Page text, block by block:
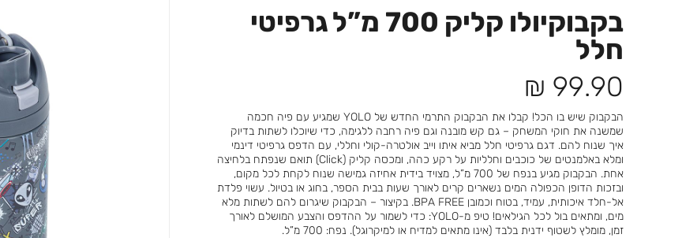
בקבוקיולו קליק 700 מ”ל גרפיטי
חלל
מחיר
מוצר
99.90 ₪
הבקבוק שיש בו הכל! קבלו את הבקבוק התרמי החדש של YOLO שמגיע עם פיה חכמה
שמשנה את חוקי המשחק – גם קש מובנה וגם פיה רחבה ללגימה, כדי שיוכלו לשתות בדיוק
איך שנוח להם. דגם גרפיטי חלל מביא איתו וייב אולטרה-קולי וחללי, עם הדפס גרפיטי דינמי
ומלא באלמנטים של כוכבים וחלליות על רקע כהה, ומכסה קליק (Click) תואם שנפתח בלחיצה
אחת. הבקבוק מגיע בנפח של 700 מ”ל, מצויד בידית אחיזה גמישה שנוח לקחת לכל מקום,
ובזכות הדופן הכפולה המים נשארים קרים לאורך שעות בבית הספר, בחוג או בטיול. עשוי פלדת
אל-חלד איכותית, עמיד, בטוח וכמובן BPA FREE. בקיצור – הבקבוק שיגרום להם לשתות מלא
מים, ומתאים בול לכל הגילאים! טיפ מ-YOLO: כדי לשמור על ההדפס והצבע המושלם לאורך
זמן, מומלץ לשטוף ידנית בלבד (אינו מתאים למדיח או למיקרוגל). נפח: 700 מ”ל.